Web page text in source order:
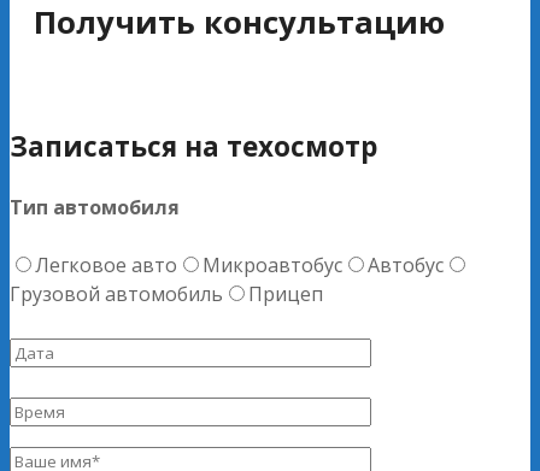
Получить консультацию
Записаться на техосмотр
Тип автомобиля
Легковое авто Микроавтобус
Автобус
Грузовой автомобиль
Прицеп